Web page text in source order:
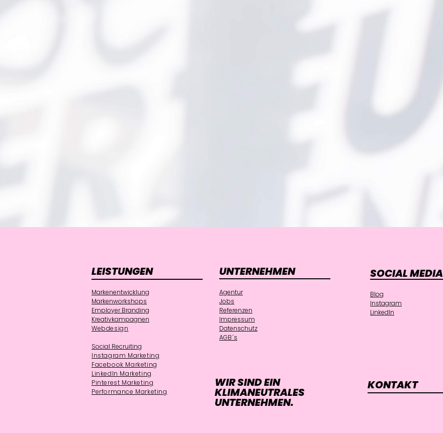
LEISTUNGEN
Markenentwicklung
Markenworkshops
Employer Branding
Kreativkampagnen
Webdesign
Social Recruiting
Instagram Marketing
Facebook Marketing
LinkedIn Marketing
Pinterest Marketing
Performance Marketing
UNTERNEHMEN
Agentur
Jobs
Referenzen
Impressum
Datenschutz
AGB´s
WIR SIND EIN
KLIMANEUTRALES
UNTERNEHMEN.
SOCIAL MEDIA
Blog
Instagram
LinkedIn
KONTAKT